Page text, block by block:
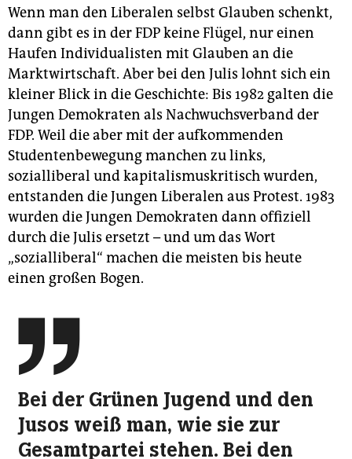
Wenn man den Liberalen selbst Glauben schenkt,
dann gibt es in der FDP keine Flügel, nur einen
Haufen Individualisten mit Glauben an die
Marktwirtschaft. Aber bei den Julis lohnt sich ein
kleiner Blick in die Geschichte: Bis 1982 galten die
Jungen Demokraten als Nachwuchsverband der
FDP. Weil die aber mit der aufkommenden
Studentenbewegung manchen zu links,
sozialliberal und kapitalismuskritisch wurden,
entstanden die Jungen Liberalen aus Protest. 1983
wurden die Jungen Demokraten dann offiziell
durch die Julis ersetzt – und um das Wort
„sozialliberal“ machen die meisten bis heute
einen großen Bogen.

Bei der Grünen Jugend und den
Jusos weiß man, wie sie zur
Gesamtpartei stehen. Bei den